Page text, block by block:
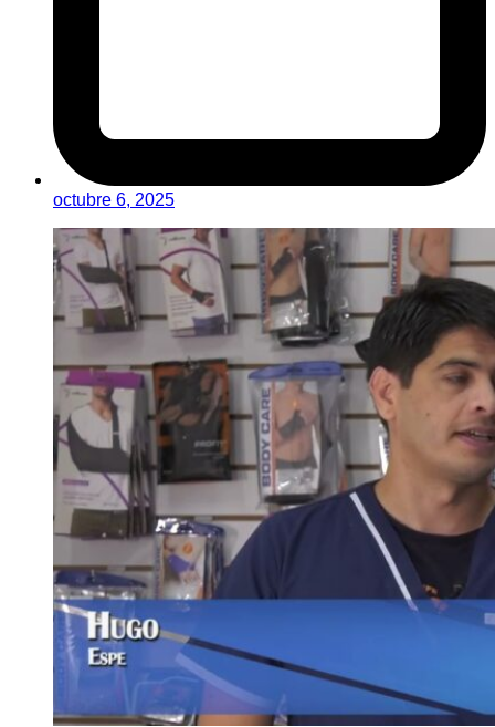
octubre 6, 2025